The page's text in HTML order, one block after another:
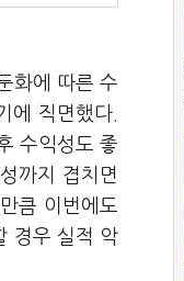
화에 따른 수
에 직면했다.
수익성도 좋
까지 겹치면
큼 이번에도
경우 실적 악